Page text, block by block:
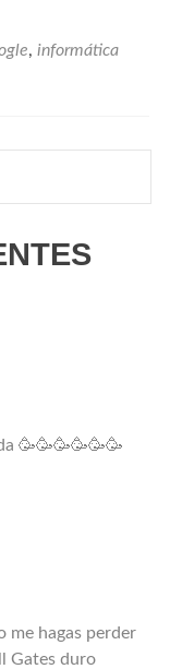
, informática
🥳🥳🥳🥳🥳🥳
me hagas perder
Gates duro